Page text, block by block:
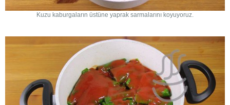
Kuzu kaburgaların üstüne yaprak sarmalarını koyuyoruz.